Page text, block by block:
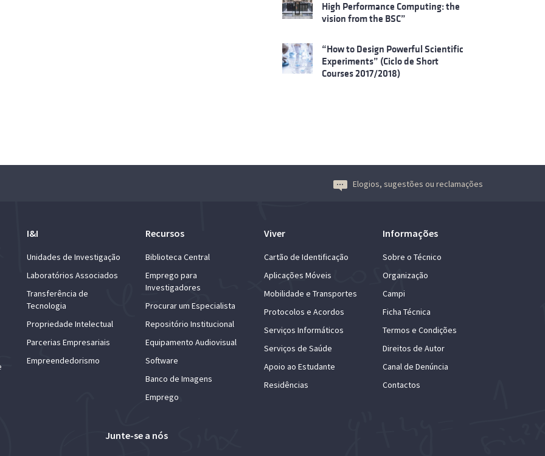
High Performance Computing: the
vision from the BSC”
“How to Design Powerful Scientific
Experiments” (Ciclo de Short
Courses 2017/2018)
Elogios, sugestões ou reclamações
I&I
Unidades de Investigação
Laboratórios Associados
Transferência de
Tecnologia
Propriedade Intelectual
Parcerias Empresariais
Empreendedorismo
Recursos
Biblioteca Central
Emprego para
Investigadores
Procurar um Especialista
Repositório Institucional
Equipamento Audiovisual
Software
Banco de Imagens
Emprego
Viver
Cartão de Identificação
Aplicações Móveis
Mobilidade e Transportes
Protocolos e Acordos
Serviços Informáticos
Serviços de Saúde
Apoio ao Estudante
Residências
Informações
Sobre o Técnico
Organização
Campi
Ficha Técnica
Termos e Condições
Direitos de Autor
Canal de Denúncia
Contactos
Junte-se a nós